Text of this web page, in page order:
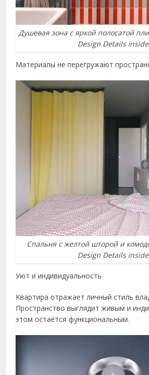
Душевая зона с яркой полосатой
Design Details inside
Материалы не перегружают
Спальня с желтой шторой и
Design Details inside
Уют и индивидуальность
Квартира отражает личный стиль
Пространство выглядит живым и
этом остаётся функциональным.